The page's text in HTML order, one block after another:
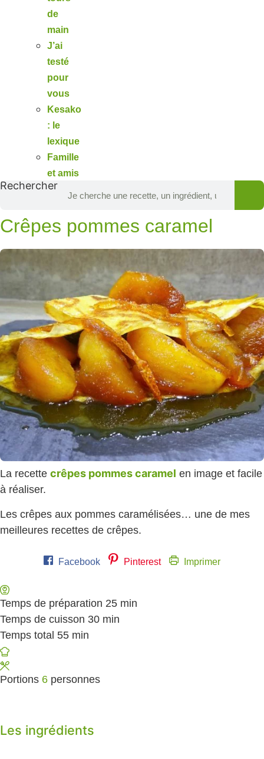
de
main
J’ai
testé
pour
vous
Kesako
: le
lexique
Famille
et amis
Rechercher
Crêpes pommes caramel
La recette crêpes pommes caramel en image et facile
à réaliser.
Les crêpes aux pommes caramélisées… une de mes
meilleures recettes de crêpes.
Facebook Pinterest Imprimer
Temps de préparation 25 minutes
min
Temps de cuisson 30 minutes
min
Temps total 55 minutes
min
Portions 6 personnes
Les ingrédients